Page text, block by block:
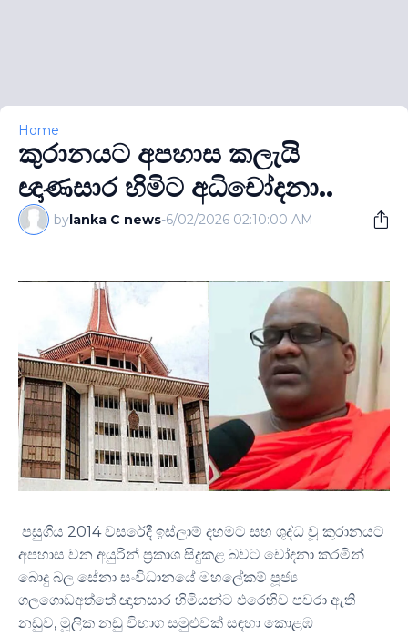
Home
කුරානයට අපහාස කලැයි
ඥාණසාර හිමිට අධිචෝදනා..
bylanka C news-6/02/2026 02:10:00 AM
පසුගිය 2014වසරේදී ඉස්ලාම් දහමට සහ ශුද්ධ වූ කුරානයට
අපහාස වන අයුරින් ප්‍රකාශ සිදුකළ බවට චෝදනා කරමින්
බොදු බල සේනා සංවිධානයේ මහලේකම් පූජ්‍ය
ගලගොඩඅත්තේ ඥානසාර හිමියන්ට එරෙහිව පවරා ඇති
නඩුව, මූලික නඩු විභාග සමුළුවක් සඳහා කොළඹ